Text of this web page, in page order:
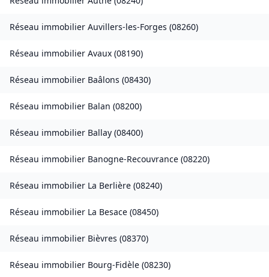
Réseau immobilier Auvillers-les-Forges (08260)
Réseau immobilier Avaux (08190)
Réseau immobilier Baâlons (08430)
Réseau immobilier Balan (08200)
Réseau immobilier Ballay (08400)
Réseau immobilier Banogne-Recouvrance (08220)
Réseau immobilier La Berlière (08240)
Réseau immobilier La Besace (08450)
Réseau immobilier Bièvres (08370)
Réseau immobilier Bourg-Fidèle (08230)